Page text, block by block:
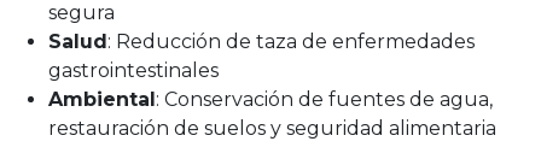
segura
Salud: Reducción de taza de enfermedades
gastrointestinales
Ambiental: Conservación de fuentes de agua,
restauración de suelos y seguridad alimentaria